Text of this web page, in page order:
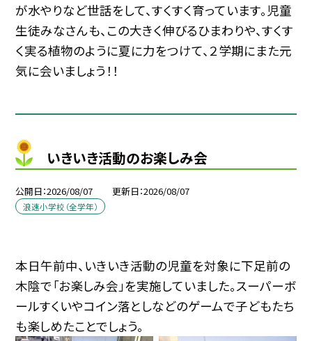
が水やりなど世話をして、すくすく育っています。児童
生徒みなさんも、この大きく伸びるひまわりや、すくす
く実る植物のように夏に力をつけて、２学期にまた元
気に会いましょう！！
いきいき活動のお楽しみ会
公開日 2026/08/07 更新日 2026/08/07
浪速小学校（全学年）
本日午前中、いきいき活動の児童を対象に下足前の
木陰で「お楽しみ会」を実施していました。スーパーボ
ールすくいやコイン落としなどのゲームで子どもたち
も楽しめたことでしょう。